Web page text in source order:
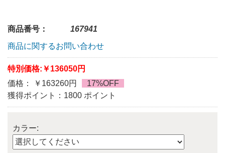
商品番号：
167941
商品に関するお問い合わせ
特別価格: ￥136050円
価格： ￥163260円
17%OFF
獲得ポイント：1800 ポイント
カラー: